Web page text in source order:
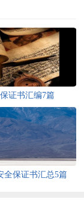
证书汇编7篇
全保证书汇总5篇